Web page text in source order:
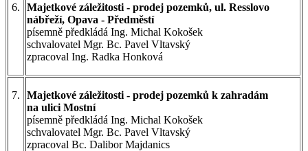
6.
Majetkové záležitosti - prodej pozemků, ul. Resslovo
nábřeží, Opava - Předměstí
písemně předkládá Ing. Michal Kokošek
schvalovatel Mgr. Bc. Pavel Vltavský
zpracoval Ing. Radka Honková
7.
Majetkové záležitosti - prodej pozemků k zahradám
na ulici Mostní
písemně předkládá Ing. Michal Kokošek
schvalovatel Mgr. Bc. Pavel Vltavský
zpracoval Bc. Dalibor Majdanics